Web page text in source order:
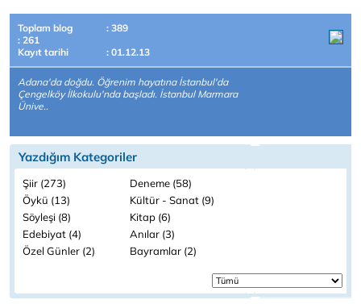
Toplam blog
: 389
: 261
Kayıt tarihi
: 01.12.13
Adana'da doğdu. Öğrenim hayatına İstanbul'da
Çengelköy İlkokulu'nda başladı. İstanbul Marmara
Ünive..
Yazdığım Kategoriler
Şiir (273)
Deneme (58)
Öykü (13)
Kültür - Sanat (9)
Söyleşi (8)
Kitap (6)
Edebiyat (4)
Anılar (3)
Özel Günler (2)
Bayramlar (2)